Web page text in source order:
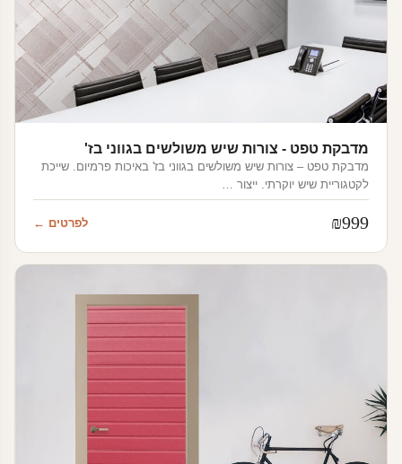
מדבקת טפט - צורות שיש משולשים בגווני בז'
מדבקת טפט – צורות שיש משולשים בגווני בז' באיכות פרמיום. שייכת
לקטגוריית שיש יוקרתי. ייצור …
₪999 לפרטים ←